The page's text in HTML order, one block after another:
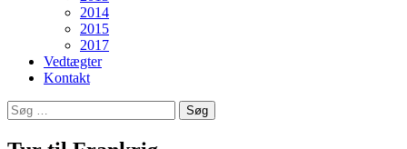
2014
2015
2017
Vedtægter
Kontakt
Søg
efter: